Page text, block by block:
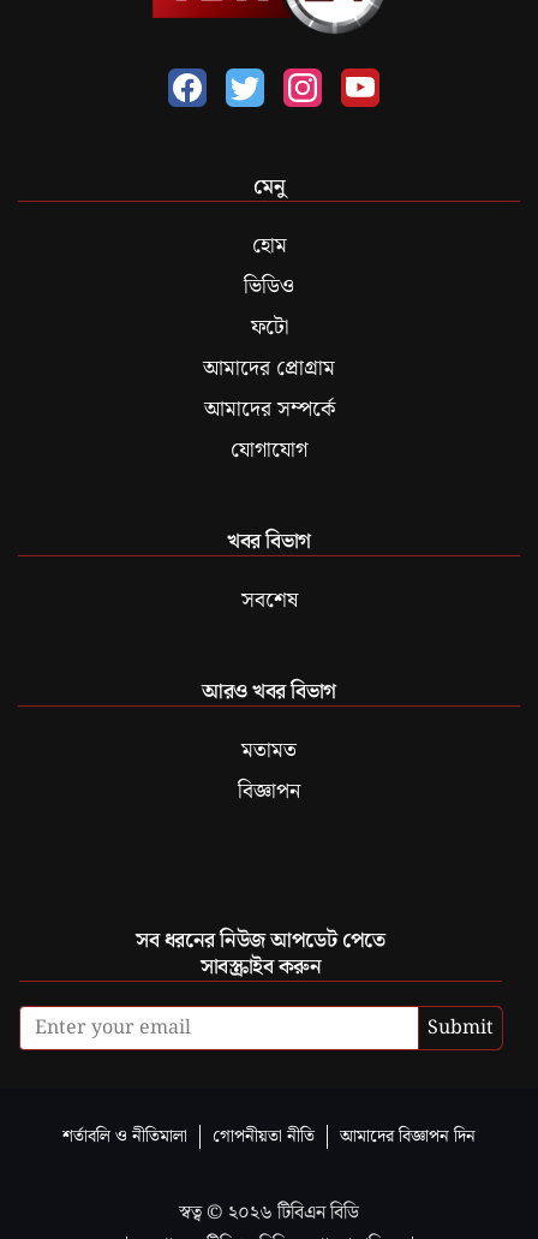
মেনু
হোম
ভিডিও
ফটো
আমাদের প্রোগ্রাম
আমাদের সম্পর্কে
যোগাযোগ
খবর বিভাগ
সবশেষ
আরও খবর বিভাগ
মতামত
বিজ্ঞাপন
সব ধরনের নিউজ আপডেট পেতে
সাবস্ক্রাইব করুন
Submit
শর্তাবলি ও নীতিমালা গোপনীয়তা নীতি আমাদের বিজ্ঞাপন দিন
স্বত্ব © ২০২৬ টিবিএন বিডি